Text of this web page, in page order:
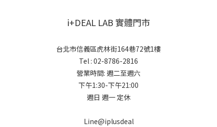
i+DEAL LAB 實體門市
台北市信義區虎林街164巷72號1樓
Tel : 02-8786-2816
營業時間: 週二至週六
下午1:30-下午21:00
週日 週一 定休
Line@iplusdeal